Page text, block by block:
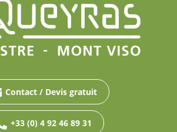
Contact / Devis gratuit
+33 (0) 4 92 46 89 31